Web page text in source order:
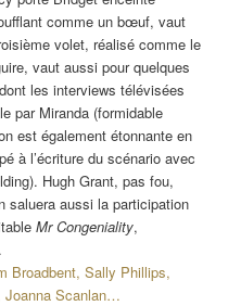
comme un bœuf, vaut
volet, réalisé comme le
vaut aussi pour quelques
les interviews télévisées
par Miranda (formidable
est également étonnante en
à l’écriture du scénario avec
Hugh Grant, pas fou,
saluera aussi la participation
Mr Congeniality,
Broadbent, Sally Phillips,
Joanna Scanlan…